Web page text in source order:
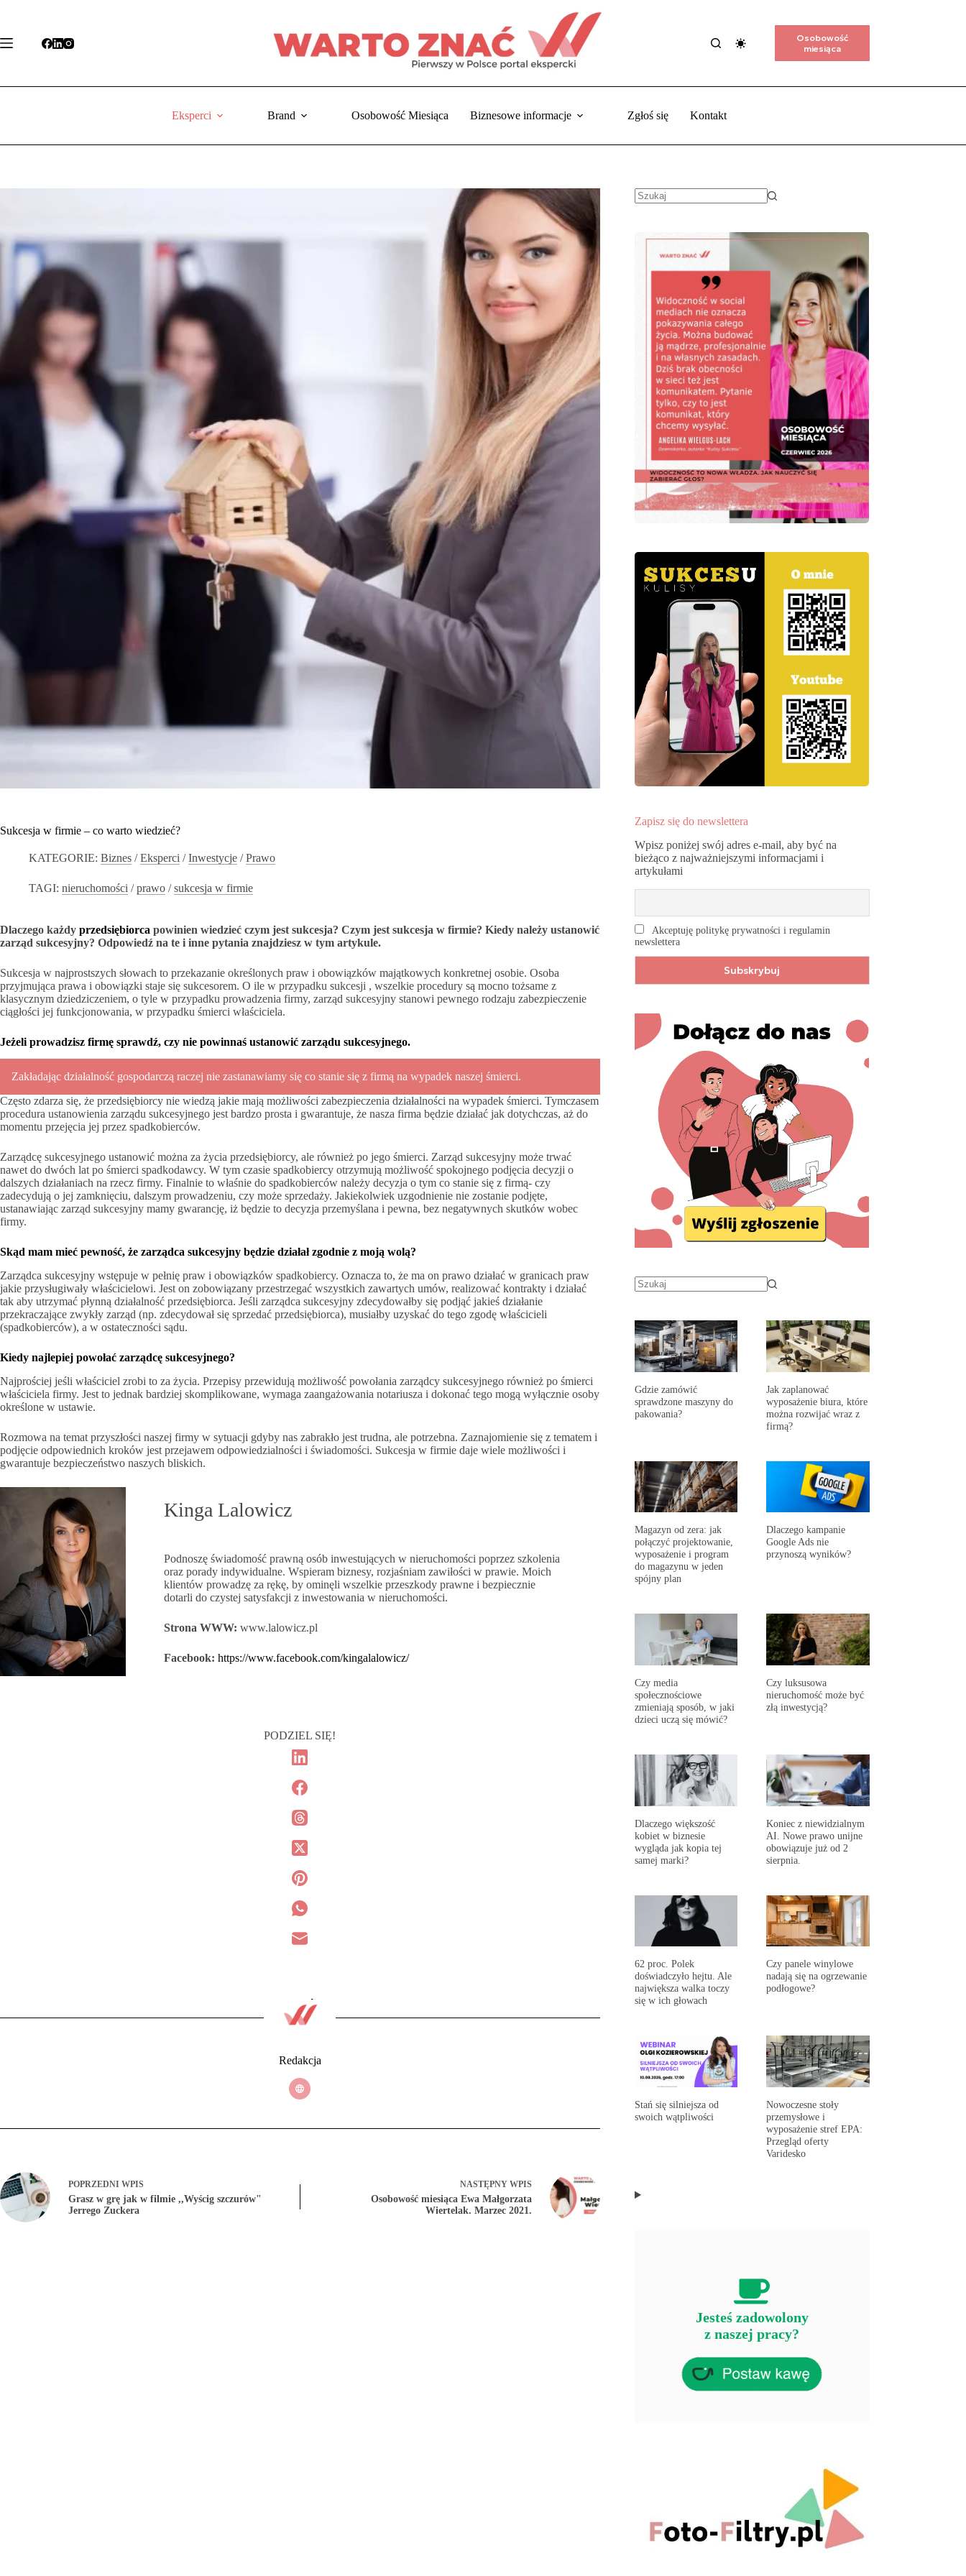
Osobowość
miesiąca
Eksperci Brand Osobowość Miesiąca Biznesowe informacje Zgłoś się Kontakt
Sukcesja w firmie – co warto wiedzieć?
KATEGORIE: Biznes /Eksperci /Inwestycje /Prawo
TAGI: nieruchomości /prawo /sukcesja w firmie
Dlaczego każdy przedsiębiorca powinien wiedzieć czym jest sukcesja? Czym jest sukcesja w firmie? Kiedy należy ustanowić
zarząd sukcesyjny? Odpowiedź na te i inne pytania znajdziesz w tym artykule.
Sukcesja w najprostszych słowach to przekazanie określonych praw i obowiązków majątkowych konkretnej osobie. Osoba
przyjmująca prawa i obowiązki staje się sukcesorem. O ile w przypadku sukcesji , wszelkie procedury są mocno tożsame z
klasycznym dziedziczeniem, o tyle w przypadku prowadzenia firmy, zarząd sukcesyjny stanowi pewnego rodzaju zabezpieczenie
ciągłości jej funkcjonowania, w przypadku śmierci właściciela.
Jeżeli prowadzisz firmę sprawdź, czy nie powinnaś ustanowić zarządu sukcesyjnego.
Zakładając działalność gospodarczą raczej nie zastanawiamy się co stanie się z firmą na wypadek naszej śmierci.
Często zdarza się, że przedsiębiorcy nie wiedzą jakie mają możliwości zabezpieczenia działalności na wypadek śmierci. Tymczasem
procedura ustanowienia zarządu sukcesyjnego jest bardzo prosta i gwarantuje, że nasza firma będzie działać jak dotychczas, aż do
momentu przejęcia jej przez spadkobierców.
Zarządcę sukcesyjnego ustanowić można za życia przedsiębiorcy, ale również po jego śmierci. Zarząd sukcesyjny może trwać
nawet do dwóch lat po śmierci spadkodawcy. W tym czasie spadkobiercy otrzymują możliwość spokojnego podjęcia decyzji o
dalszych działaniach na rzecz firmy. Finalnie to właśnie do spadkobierców należy decyzja o tym co stanie się z firmą- czy
zadecydują o jej zamknięciu, dalszym prowadzeniu, czy może sprzedaży. Jakiekolwiek uzgodnienie nie zostanie podjęte,
ustanawiając zarząd sukcesyjny mamy gwarancję, iż będzie to decyzja przemyślana i pewna, bez negatywnych skutków wobec
firmy.
Skąd mam mieć pewność, że zarządca sukcesyjny będzie działał zgodnie z moją wolą?
Zarządca sukcesyjny wstępuje w pełnię praw i obowiązków spadkobiercy. Oznacza to, że ma on prawo działać w granicach praw
jakie przysługiwały właścicielowi. Jest on zobowiązany przestrzegać wszystkich zawartych umów, realizować kontrakty i działać
tak aby utrzymać płynną działalność przedsiębiorca. Jeśli zarządca sukcesyjny zdecydowałby się podjąć jakieś działanie
przekraczające zwykły zarząd (np. zdecydował się sprzedać przedsiębiorca), musiałby uzyskać do tego zgodę właścicieli
(spadkobierców), a w ostateczności sądu.
Kiedy najlepiej powołać zarządcę sukcesyjnego?
Najprościej jeśli właściciel zrobi to za życia. Przepisy przewidują możliwość powołania zarządcy sukcesyjnego również po śmierci
właściciela firmy. Jest to jednak bardziej skomplikowane, wymaga zaangażowania notariusza i dokonać tego mogą wyłącznie osoby
określone w ustawie.
Rozmowa na temat przyszłości naszej firmy w sytuacji gdyby nas zabrakło jest trudna, ale potrzebna. Zaznajomienie się z tematem i
podjęcie odpowiednich kroków jest przejawem odpowiedzialności i świadomości. Sukcesja w firmie daje wiele możliwości i
gwarantuje bezpieczeństwo naszych bliskich.
Kinga Lalowicz
Podnoszę świadomość prawną osób inwestujących w nieruchomości poprzez szkolenia
oraz porady indywidualne. Wspieram biznesy, rozjaśniam zawiłości w prawie. Moich
klientów prowadzę za rękę, by ominęli wszelkie przeszkody prawne i bezpiecznie
dotarli do czystej satysfakcji z inwestowania w nieruchomości.
Strona WWW: www.lalowicz.pl
Facebook: https://www.facebook.com/kingalalowicz/
PODZIEL SIĘ!
Redakcja
POPRZEDNI WPIS
Grasz w grę jak w filmie ,,Wyścig szczurów"
Jerrego Zuckera
NASTĘPNY WPIS
Osobowość miesiąca Ewa Małgorzata
Wiertelak. Marzec 2021.
Zapisz się do newslettera
Wpisz poniżej swój adres e-mail, aby być na
bieżąco z najważniejszymi informacjami i
artykułami
Akceptuję politykę prywatności i regulamin
newslettera
Gdzie zamówić
sprawdzone maszyny do
pakowania?
Jak zaplanować
wyposażenie biura, które
można rozwijać wraz z
firmą?
Magazyn od zera: jak
połączyć projektowanie,
wyposażenie i program
do magazynu w jeden
spójny plan
Dlaczego kampanie
Google Ads nie
przynoszą wyników?
Czy media
społecznościowe
zmieniają sposób, w jaki
dzieci uczą się mówić?
Czy luksusowa
nieruchomość może być
złą inwestycją?
Dlaczego większość
kobiet w biznesie
wygląda jak kopia tej
samej marki?
Koniec z niewidzialnym
AI. Nowe prawo unijne
obowiązuje już od 2
sierpnia.
62 proc. Polek
doświadczyło hejtu. Ale
największa walka toczy
się w ich głowach
Czy panele winylowe
nadają się na ogrzewanie
podłogowe?
Stań się silniejsza od
swoich wątpliwości
Nowoczesne stoły
przemysłowe i
wyposażenie stref EPA:
Przegląd oferty
Varidesko
Jesteś zadowolony
z naszej pracy?